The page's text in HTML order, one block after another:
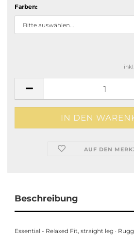
Farben:
AUF DEN
Beschreibung
Essential - Relaxed Fit, straight leg ·